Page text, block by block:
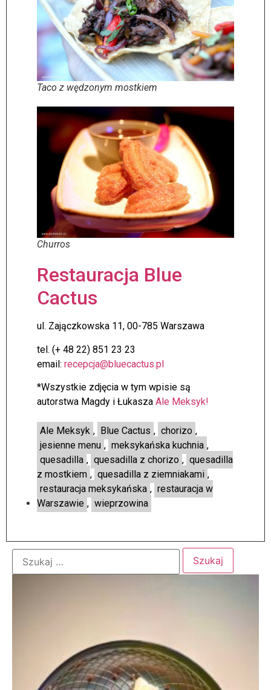
Taco z wędzonym mostkiem
Churros
Restauracja Blue
Cactus
ul. Zajączkowska 11, 00-785 Warszawa
tel. (+ 48 22) 851 23 23
email: recepcja@bluecactus.pl
*Wszystkie zdjęcia w tym wpisie są
autorstwa Magdy i Łukasza Ale Meksyk!
Ale Meksyk , Blue Cactus , chorizo ,
jesienne menu , meksykańska kuchnia ,
quesadilla , quesadilla z chorizo , quesadilla
z mostkiem , quesadilla z ziemniakami ,
restauracja meksykańska , restauracja w
Warszawie , wieprzowina